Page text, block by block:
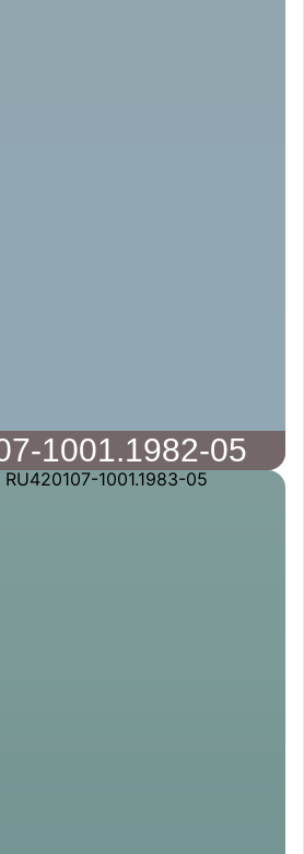
1001.1982-05